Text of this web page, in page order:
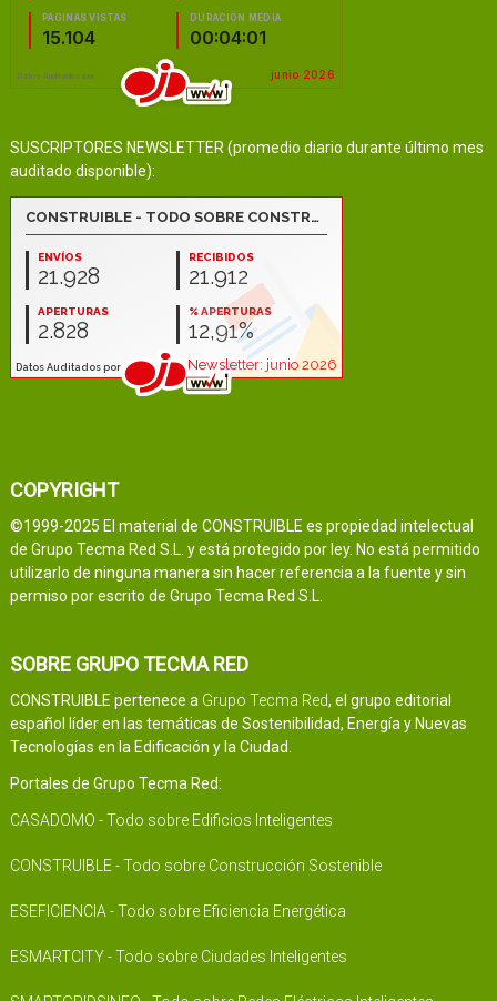
SUSCRIPTORES NEWSLETTER (promedio diario durante último mes
auditado disponible):
COPYRIGHT
©1999-2025 El material de CONSTRUIBLE es propiedad intelectual
de Grupo Tecma Red S.L. y está protegido por ley. No está permitido
utilizarlo de ninguna manera sin hacer referencia a la fuente y sin
permiso por escrito de Grupo Tecma Red S.L.
SOBRE GRUPO TECMA RED
CONSTRUIBLE pertenece a Grupo Tecma Red, el grupo editorial
español líder en las temáticas de Sostenibilidad, Energía y Nuevas
Tecnologías en la Edificación y la Ciudad.
Portales de Grupo Tecma Red:
CASADOMO - Todo sobre Edificios Inteligentes
CONSTRUIBLE - Todo sobre Construcción Sostenible
ESEFICIENCIA - Todo sobre Eficiencia Energética
ESMARTCITY - Todo sobre Ciudades Inteligentes